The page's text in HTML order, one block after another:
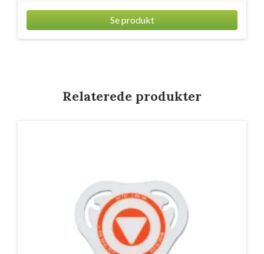
Se produkt
Relaterede produkter